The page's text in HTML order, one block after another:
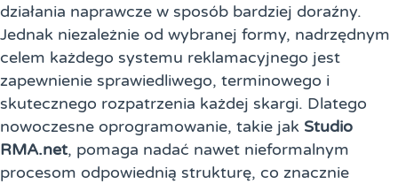
działania naprawcze w sposób bardziej doraźny.
Jednak niezależnie od wybranej formy, nadrzędnym
celem każdego systemu reklamacyjnego jest
zapewnienie sprawiedliwego, terminowego i
skutecznego rozpatrzenia każdej skargi. Dlatego
nowoczesne oprogramowanie, takie jak Studio
RMA.net, pomaga nadać nawet nieformalnym
procesom odpowiednią strukturę, co znacznie